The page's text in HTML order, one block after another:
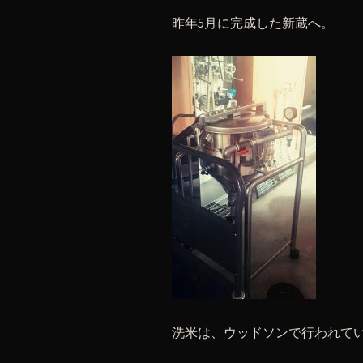
昨年5月に完成した新蔵へ。
洗米は、ウッドソンで行われて